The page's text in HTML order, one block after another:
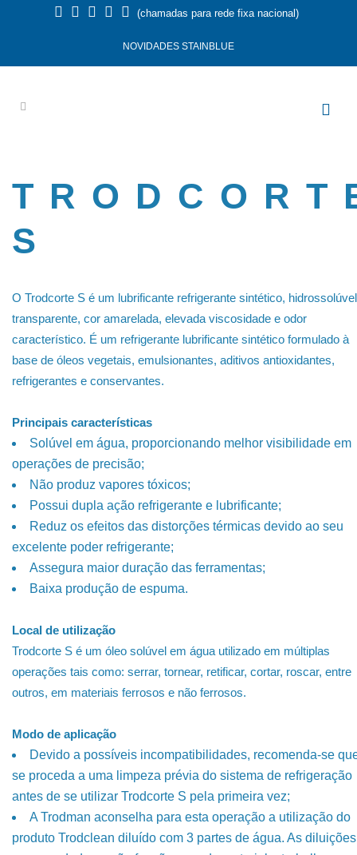
(chamadas para rede fixa nacional)
NOVIDADES STAINBLUE
S
O Trodcorte S é um lubrificante refrigerante sintético,
transparente, cor amarelada, elevada viscosidade e odor
característico. É um refrigerante lubrificante sintético formulado à
base de óleos vegetais, emulsionantes, aditivos antioxidantes,
refrigerantes e conservantes.
Principais características
Solúvel em água, proporcionando melhor visibilidade em
operações de precisão;
Não produz vapores tóxicos;
Possui dupla ação refrigerante e lubrificante;
Reduz os efeitos das distorções térmicas devido ao seu
excelente poder refrigerante;
Assegura maior duração das ferramentas;
Baixa produção de espuma.
Local de utilização
Trodcorte S é um óleo solúvel em água utilizado em múltiplas
operações tais como: serrar, tornear, retificar, cortar, roscar, entre
outros, em materiais ferrosos e não ferrosos.
Modo de aplicação
Devido a possíveis incompatibilidades, recomenda-se
se proceda a uma limpeza prévia do sistema de refrigeração
antes de se utilizar Trodcorte S pela primeira vez;
A Trodman aconselha para esta operação a utilização do
produto Trodclean diluído com 3 partes de água. As diluições